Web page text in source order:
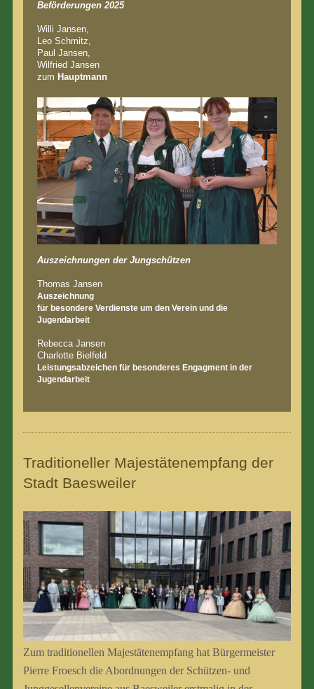
Beförderungen 2025
Willi Jansen,
Leo Schmitz,
Paul Jansen,
Wilfried Jansen
zum Hauptmann
Auszeichnungen der Jungschützen
Thomas Jansen
Auszeichnung
für besondere Verdienste um den Verein und die
Jugendarbeit
Rebecca Jansen
Charlotte Bielfeld
Leistungsabzeichen für besonderes Engagment in der
Jugendarbeit
Traditioneller Majestätenempfang der
Stadt Baesweiler
Zum traditionellen Majestätenempfang hat Bürgermeister
Pierre Froesch die Abordnungen der Schützen- und